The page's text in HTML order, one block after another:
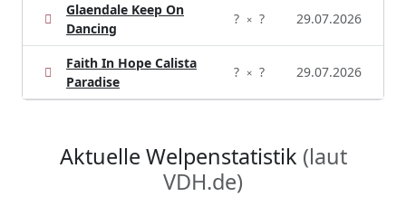
Glaendale Keep On
Dancing
? × ? 29.07.2026
Faith In Hope Calista
Paradise
? × ? 29.07.2026
Aktuelle Welpenstatistik (laut
VDH.de)